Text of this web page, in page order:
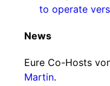
to operate
News
Eure Co-Hosts
Martin.